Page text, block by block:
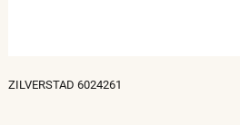
ZILVERSTAD 6024261